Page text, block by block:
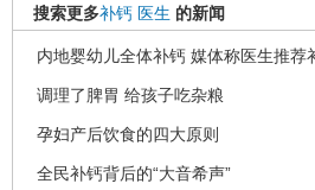
搜索更多补钙 医生 的新闻
内地婴幼儿全体补钙 媒体称医生推荐
调理了脾胃 给孩子吃杂粮
孕妇产后饮食的四大原则
全民补钙背后的“大音希声”